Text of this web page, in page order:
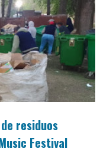
residuos
Festival